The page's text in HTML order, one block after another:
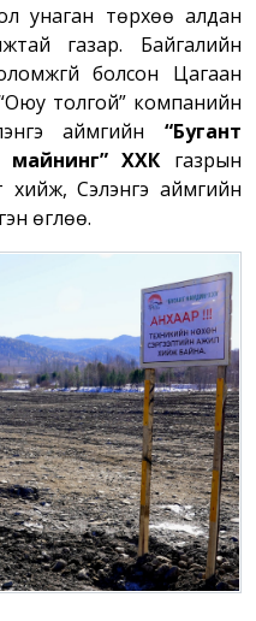
унаган төрхөө алдан
газар. Байгалийн
болсон Цагаан
толгой” компанийн
аймгийн “Бугант
ХХК газрын
хийж, Сэлэнгэ аймгийн
өглөө.